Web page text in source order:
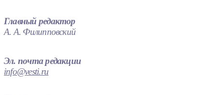
Главный редактор
А. А. Филипповский
Эл. почта редакции
info@vesti.ru